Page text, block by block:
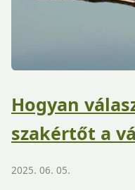
Hogyan
szakértőt a
2025. 06. 05.